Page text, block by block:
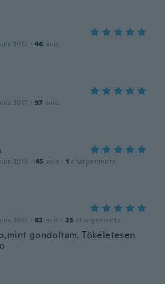
2017 · 46 avis
2017 · 97 avis
2018 · 45 avis · 1 chargements
2017 · 62 avis · 25 chargements
gondoltam. Tökéletesen